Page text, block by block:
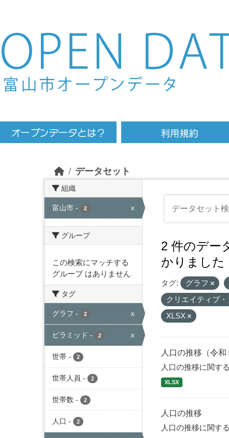
Skip to main content
データセット
組織
富山市 - 2 x
グループ
この検索にマッチする
グループ はありません
タグ
グラフ - 2 x
ピラミッド - 2 x
世帯 - 2
世帯人員 - 2
世帯数 - 2
人口 - 2
2 件のデー
かりました
タグ: グラフ
クリエイティブ
XLSX
人口の推移（令和
人口の推移に関す
XLSX
人口の推移
人口の推移に関す